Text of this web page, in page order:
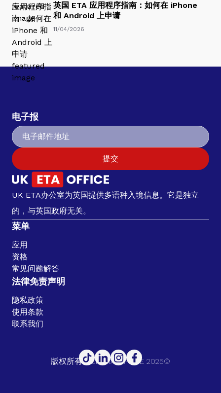
英国 ETA 应用程序指南：如何在 iPhone
和 Android 上申请
11/04/2026
电子报
提交
UK ETA办公室为英国提供多语种入境信息。它是独立
的，与英国政府无关。
菜单
应用
资格
常见问题解答
法律免责声明
隐私政策
使用条款
联系我们
版权所有。UK ETA OFFICE 2025©